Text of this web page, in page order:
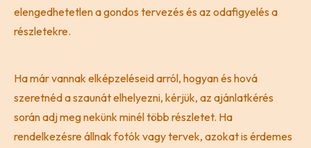
elengedhetetlen a gondos tervezés és az odafigyelés a
részletekre.
Ha már vannak elképzeléseid arról, hogyan és hová
szeretnéd a szaunát elhelyezni, kérjük, az ajánlatkérés
során adj meg nekünk minél több részletet. Ha
rendelkezésre állnak fotók vagy tervek, azokat is érdemes